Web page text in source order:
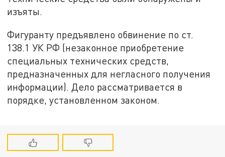
изъяты.
Фигуранту предъявлено обвинение по ст.
138.1 УК РФ (незаконное приобретение
специальных технических средств,
предназначенных для негласного получения
информации). Дело рассматривается в
порядке, установленном законом.